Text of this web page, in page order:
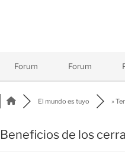
Forum Forum
El mundo es tuyo »
Beneficios de los